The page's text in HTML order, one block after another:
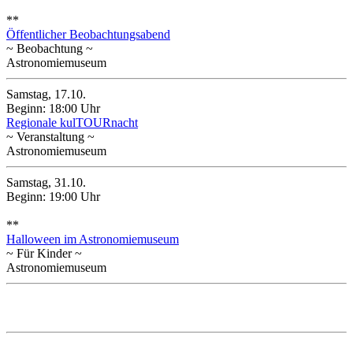
**
Öffentlicher Beobachtungsabend
~ Beobachtung ~
Astronomiemuseum
Samstag, 17.10.
Beginn: 18:00 Uhr
Regionale kulTOURnacht
~ Veranstaltung ~
Astronomiemuseum
Samstag, 31.10.
Beginn: 19:00 Uhr
**
Halloween im Astronomiemuseum
~ Für Kinder ~
Astronomiemuseum